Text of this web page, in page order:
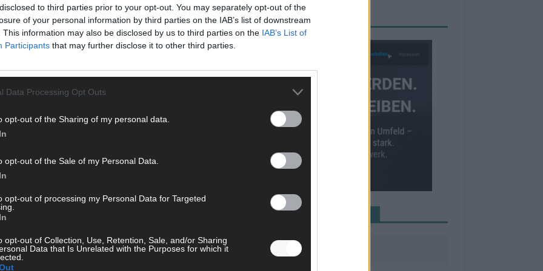
to third parties prior to your opt-out. You may separately opt-out of the
of your personal information by third parties on the IAB’s list of downstream
This information may also be disclosed by us to third parties on the IAB’s List of
Participants that may further disclose it to other third parties.
Data Processing Opt Outs
opt-out of the Sharing of my personal data.
opt-out of the Sale of my Personal Data.
opt-out of processing my Personal Data for Targeted
opt-out of Collection, Use, Retention, Sale, and/or Sharing
Data that Is Unrelated with the Purposes for which it
erneut schwanger. Die 37-Jährige erwartet im
Sommer ihr zweites Kind. Papendick erklärte, sie
und ihre Familie seien sehr glücklich über den
erneuten Nachwuchs[…]
WERBE BEI UNS!